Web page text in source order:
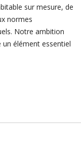
sur mesure, de
normes
Notre ambition
élément essentiel